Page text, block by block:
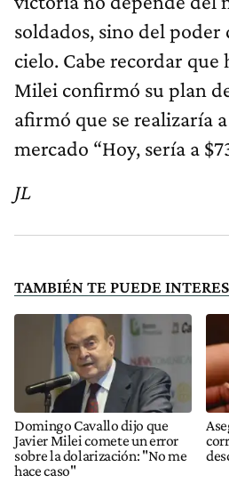
soldados, sino del poder
cielo. Cabe recordar que
Milei confirmó su plan
afirmó que se realizaría
mercado “Hoy, sería a
JL
TAMBIÉN TE PUEDE
Domingo Cavallo dijo que
Javier Milei comete un error
sobre la dolarización: "No me
hace caso"